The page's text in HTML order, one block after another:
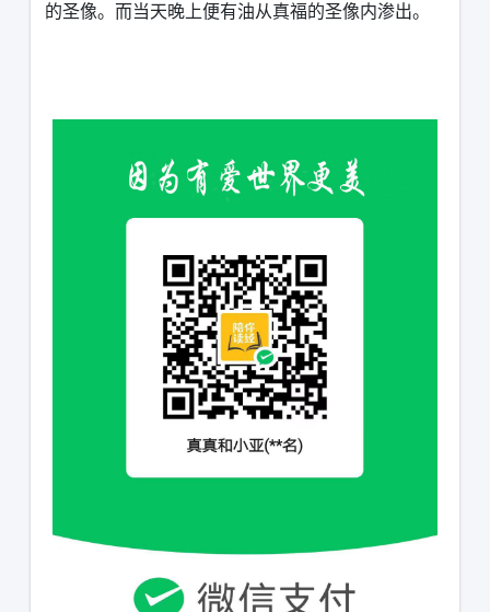
的圣像。而当天晚上便有油从真福的圣像内渗出。